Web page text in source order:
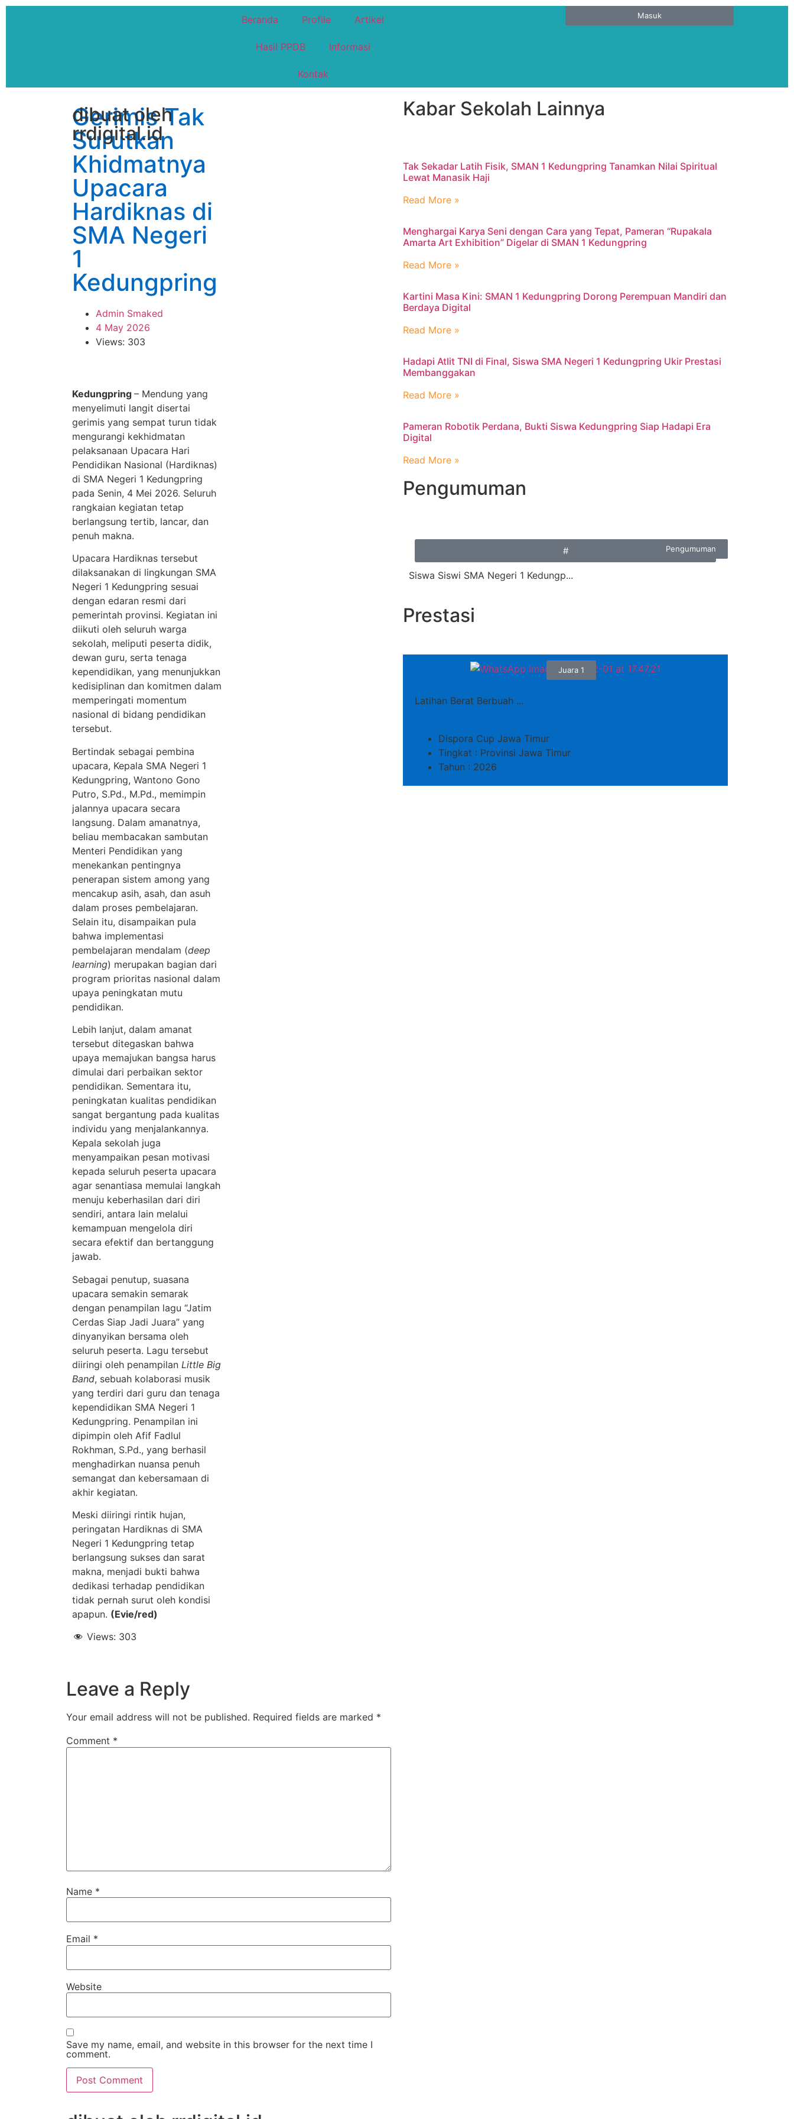
Beranda Profile Artikel
Hasil PPDB Informasi
Kontak
Masuk
Gerimis Tak
Surutkan
Khidmatnya
Upacara
Hardiknas di
SMA Negeri
1
Kedungpring
Admin Smaked
4 May 2026
Views: 303
Kedungpring – Mendung yang
menyelimuti langit disertai
gerimis yang sempat turun tidak
mengurangi kekhidmatan
pelaksanaan Upacara Hari
Pendidikan Nasional (Hardiknas)
di SMA Negeri 1 Kedungpring
pada Senin, 4 Mei 2026. Seluruh
rangkaian kegiatan tetap
berlangsung tertib, lancar, dan
penuh makna.
Upacara Hardiknas tersebut
dilaksanakan di lingkungan SMA
Negeri 1 Kedungpring sesuai
dengan edaran resmi dari
pemerintah provinsi. Kegiatan ini
diikuti oleh seluruh warga
sekolah, meliputi peserta didik,
dewan guru, serta tenaga
kependidikan, yang menunjukkan
kedisiplinan dan komitmen dalam
memperingati momentum
nasional di bidang pendidikan
tersebut.
Bertindak sebagai pembina
upacara, Kepala SMA Negeri 1
Kedungpring, Wantono Gono
Putro, S.Pd., M.Pd., memimpin
jalannya upacara secara
langsung. Dalam amanatnya,
beliau membacakan sambutan
Menteri Pendidikan yang
menekankan pentingnya
penerapan sistem among yang
mencakup asih, asah, dan asuh
dalam proses pembelajaran.
Selain itu, disampaikan pula
bahwa implementasi
pembelajaran mendalam (deep
learning) merupakan bagian dari
program prioritas nasional dalam
upaya peningkatan mutu
pendidikan.
Lebih lanjut, dalam amanat
tersebut ditegaskan bahwa
upaya memajukan bangsa harus
dimulai dari perbaikan sektor
pendidikan. Sementara itu,
peningkatan kualitas pendidikan
sangat bergantung pada kualitas
individu yang menjalankannya.
Kepala sekolah juga
menyampaikan pesan motivasi
kepada seluruh peserta upacara
agar senantiasa memulai langkah
menuju keberhasilan dari diri
sendiri, antara lain melalui
kemampuan mengelola diri
secara efektif dan bertanggung
jawab.
Sebagai penutup, suasana
upacara semakin semarak
dengan penampilan lagu “Jatim
Cerdas Siap Jadi Juara” yang
dinyanyikan bersama oleh
seluruh peserta. Lagu tersebut
diiringi oleh penampilan Little Big
Band, sebuah kolaborasi musik
yang terdiri dari guru dan tenaga
kependidikan SMA Negeri 1
Kedungpring. Penampilan ini
dipimpin oleh Afif Fadlul
Rokhman, S.Pd., yang berhasil
menghadirkan nuansa penuh
semangat dan kebersamaan di
akhir kegiatan.
Meski diiringi rintik hujan,
peringatan Hardiknas di SMA
Negeri 1 Kedungpring tetap
berlangsung sukses dan sarat
makna, menjadi bukti bahwa
dedikasi terhadap pendidikan
tidak pernah surut oleh kondisi
apapun. (Evie/red)
Views: 303
dibuat oleh
rrdigital.id
Leave a Reply
Your email address will not be published. Required fields are marked *
Comment *
Name *
Email *
Website
Save my name, email, and website in this browser for the next time I
comment.
Kabar Sekolah Lainnya
Tak Sekadar Latih Fisik, SMAN 1 Kedungpring Tanamkan Nilai Spiritual
Lewat Manasik Haji
Read More »
Menghargai Karya Seni dengan Cara yang Tepat, Pameran “Rupakala
Amarta Art Exhibition” Digelar di SMAN 1 Kedungpring
Read More »
Kartini Masa Kini: SMAN 1 Kedungpring Dorong Perempuan Mandiri dan
Berdaya Digital
Read More »
Hadapi Atlit TNI di Final, Siswa SMA Negeri 1 Kedungpring Ukir Prestasi
Membanggakan
Read More »
Pameran Robotik Perdana, Bukti Siswa Kedungpring Siap Hadapi Era
Digital
Read More »
Pengumuman
Pengumuman
#
Siswa Siswi SMA Negeri 1 Kedungp...
Prestasi
Juara 1
Latihan Berat Berbuah ...
Dispora Cup Jawa Timur
Tingkat : Provinsi Jawa Timur
Tahun : 2026